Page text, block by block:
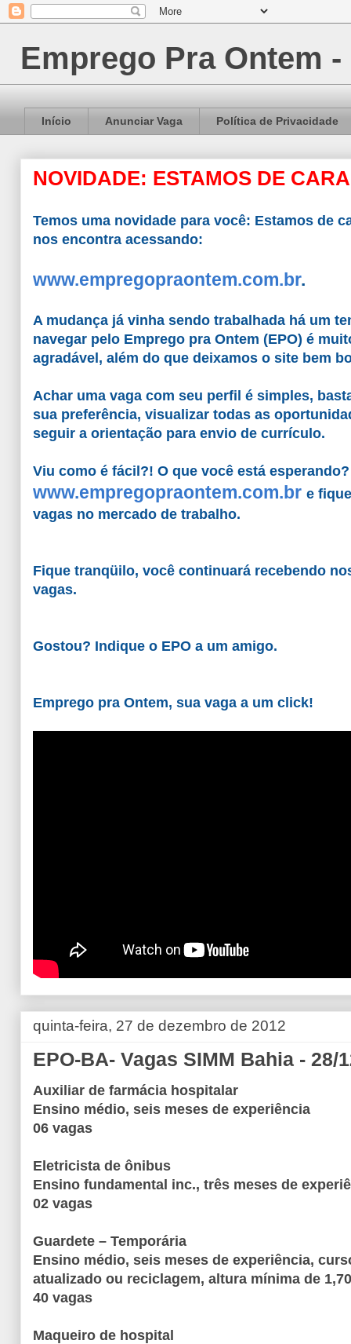
Emprego Pra Ontem -
Início Anunciar Vaga Política de Privacidade
NOVIDADE: ESTAMOS DE
Temos uma novidade para você: Estamos de
nos encontra acessando:
www.empregopraontem.com.br.
A mudança já vinha sendo trabalhada há um
navegar pelo Emprego pra Ontem (EPO) é
agradável, além do que deixamos o site bem
Achar uma vaga com seu perfil é simples,
sua preferência, visualizar todas as
seguir a orientação para envio de currículo.
Viu como é fácil?! O que você está
www.empregopraontem.com.br e
vagas no mercado de trabalho.
Fique tranqüilo, você continuará recebendo
vagas.
Gostou? Indique o EPO a um amigo.
Emprego pra Ontem, sua vaga a um click!
quinta-feira, 27 de dezembro de 2012
EPO-BA- Vagas SIMM Bahia - 28/
Auxiliar de farmácia hospitalar
Ensino médio, seis meses de experiência
06 vagas
Eletricista de ônibus
Ensino fundamental inc., três meses de
02 vagas
Guardete – Temporária
Ensino médio, seis meses de experiência,
atualizado ou reciclagem, altura mínima de
40 vagas
Maqueiro de hospital